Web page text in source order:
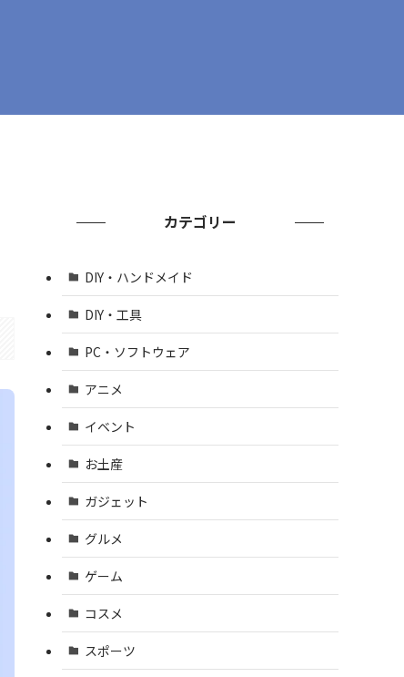
カテゴリー
DIY・ハンドメイド
DIY・工具
PC・ソフトウェア
アニメ
イベント
お土産
ガジェット
グルメ
ゲーム
コスメ
スポーツ